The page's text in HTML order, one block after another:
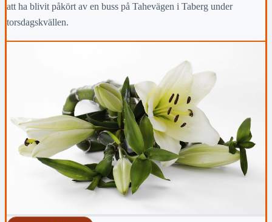
att ha blivit påkört av en buss på Tahevägen i Taberg under
torsdagskvällen.